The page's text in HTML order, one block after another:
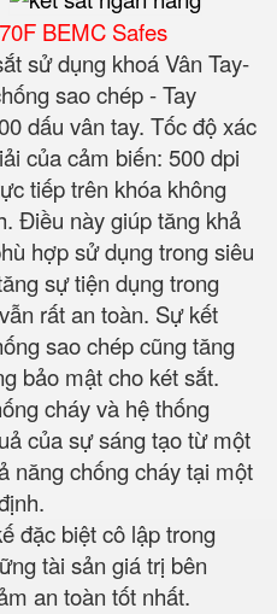
BEMC Safes
sử dụng khoá Vân Tay-
sao chép - Tay
dấu vân tay. Tốc độ xác
của cảm biến: 500 dpi
tiếp trên khóa không
Điều này giúp tăng khả
hợp sử dụng trong siêu
sự tiện dụng trong
rất an toàn. Sự kết
sao chép cũng tăng
bảo mật cho két sắt.
cháy và hệ thống
của sự sáng tạo từ một
năng chống cháy tại một
đặc biệt cô lập trong
tài sản giá trị bên
an toàn tốt nhất.